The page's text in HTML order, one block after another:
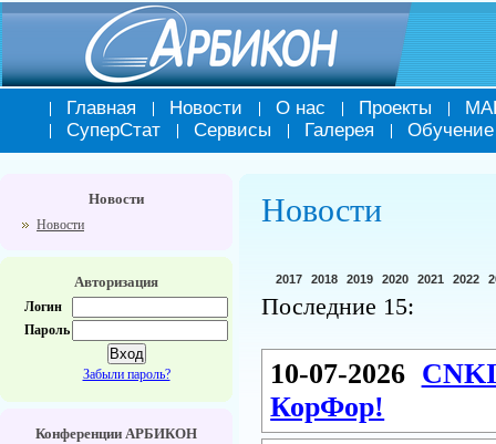
Главная Новости О нас Проекты
СуперСтат
Сервисы Галерея Обучение
Новости
Новости
Авторизация
Логин
Пароль
Забыли пароль?
Конференции АРБИКОН
Новости
2017 2018 2019 2020 2021 2022
Последние 15:
10-07-2026
КорФор!